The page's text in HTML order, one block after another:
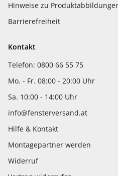
Hinweise zu
Barrierefreiheit
Kontakt
Telefon: 0800 66 55 75
Mo. - Fr. 08:00 - 20:00 Uhr
Sa. 10:00 - 14:00 Uhr
info@fensterversand.at
Hilfe & Kontakt
Montagepartner werden
Widerruf